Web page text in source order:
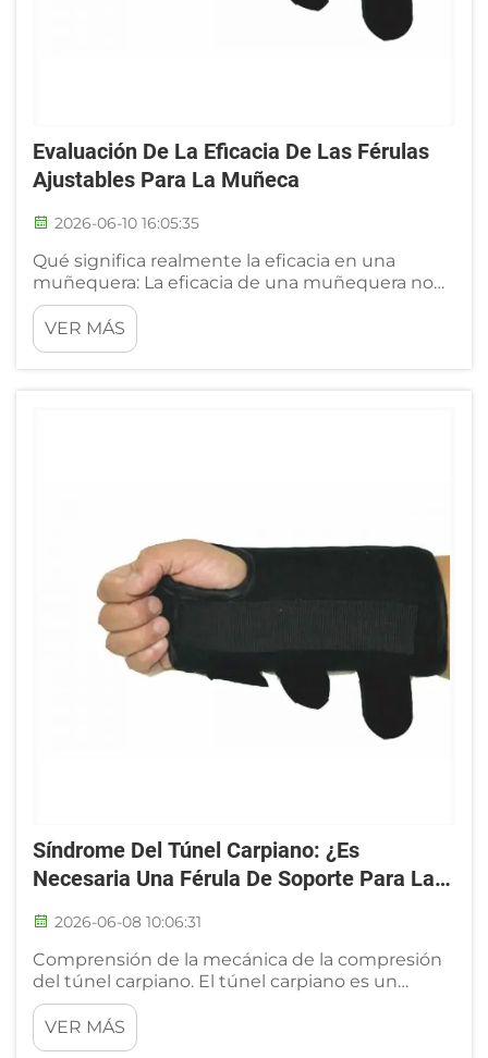
Evaluación De La Eficacia De Las Férulas
Ajustables Para La Muñeca
2026-06-10 16:05:35
Qué significa realmente la eficacia en una
muñequera: La eficacia de una muñequera no
se reduce únicamente a su rigidez. Se basa en
un equilibrio entre tres factores: alivio de los
síntomas, protección articular durante el
VER MÁS
Síndrome Del Túnel Carpiano: ¿es
Necesaria Una Férula De Soporte Para La
2026-06-08 10:06:31
Comprensión de la mecánica de la compresión
del túnel carpiano. El túnel carpiano es un
estrecho conducto situado en la cara palmar de
la muñeca. Aloja el nervio mediano junto con
varios tendones que controlan el movimiento
VER MÁS